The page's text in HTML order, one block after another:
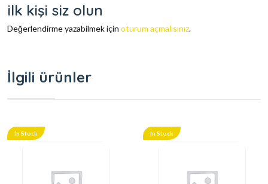
ilk kişi siz olun
Değerlendirme yazabilmek için oturum açmalısınız.
İlgili ürünler
In Stock In Stock